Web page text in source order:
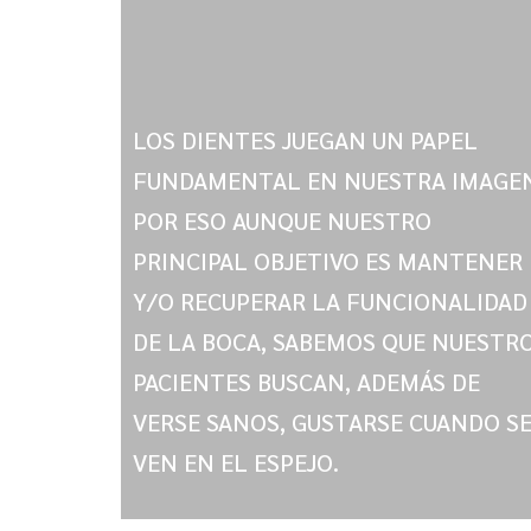
LOS DIENTES JUEGAN UN PAPEL
FUNDAMENTAL EN NUESTRA
POR ESO AUNQUE NUESTRO
PRINCIPAL OBJETIVO ES MANTENER
Y/O RECUPERAR LA FUNCIONALIDAD
DE LA BOCA, SABEMOS QUE
PACIENTES BUSCAN, ADEMÁS DE
VERSE SANOS, GUSTARSE CUANDO SE
VEN EN EL ESPEJO.